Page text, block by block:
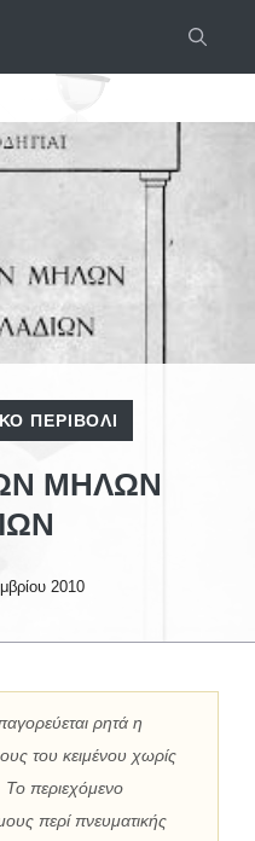
ΠΕΡΙΒΌΛΙ
ΜΉΛΩΝ
2010
ρητά η
του κειμένου χωρίς
Το περιεχόμενο
περί πνευματικής